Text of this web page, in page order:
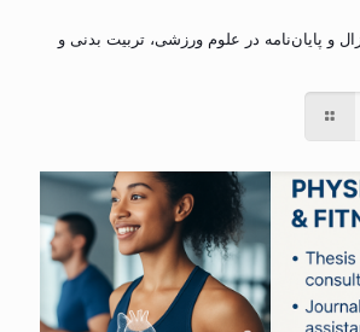
و پایان‌نامه در علوم ورزشی، تربیت بدنی و